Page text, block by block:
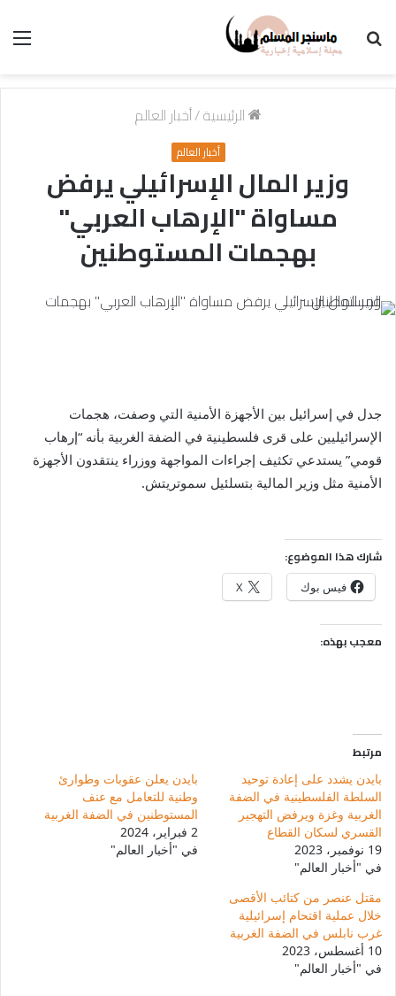
الرئيسية/أخبار العالم
أخبار العالم
وزير المال الإسرائيلي يرفض
مساواة "الإرهاب العربي"
بهجمات المستوطنين
جدل في إسرائيل بين الأجهزة الأمنية التي وصفت، هجمات
الإسرائيليين على قرى فلسطينية في الضفة الغربية بأنه “إرهاب
قومي” يستدعي تكثيف إجراءات المواجهة ووزراء ينتقدون الأجهزة
الأمنية مثل وزير المالية بتسلئيل سموتريتش.
شارك هذا الموضوع:
فيس بوك X
معجب بهذه:
مرتبط
بايدن يشدد على إعادة توحيد
السلطة الفلسطينية في الضفة
الغربية وغزة ويرفض التهجير
القسري لسكان القطاع
19 نوفمبر، 2023
في "أخبار العالم"
بايدن يعلن عقوبات وطوارئ
وطنية للتعامل مع عنف
المستوطنين في الضفة الغربية
2 فبراير، 2024
في "أخبار العالم"
مقتل عنصر من كتائب الأقصى
خلال عملية اقتحام إسرائيلية
غرب نابلس في الضفة الغربية
10 أغسطس، 2023
في "أخبار العالم"